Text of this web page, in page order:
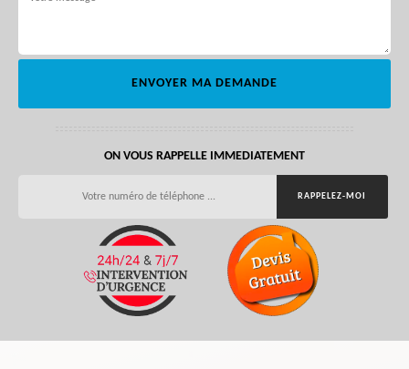
ON VOUS RAPPELLE IMMEDIATEMENT